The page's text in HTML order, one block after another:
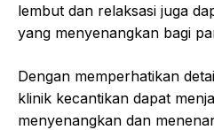
lembut dan relaksasi juga
yang menyenangkan bagi
Dengan memperhatikan
klinik kecantikan dapat
menyenangkan dan